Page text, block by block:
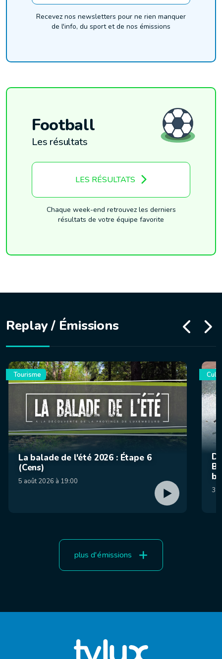
Recevez nos newsletters pour ne rien manquer
de l'info, du sport et de nos émissions
Football
Les résultats
LES RÉSULTATS
Chaque week-end retrouvez les derniers
résultats de votre équipe favorite
Replay / Émissions
Tourisme
La balade de l'été 2026 : Étape 6
(Cens)
5 août 2026 à 19:00
31
plus d'émissions